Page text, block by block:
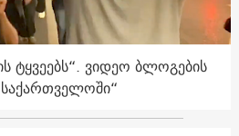
ტყვეებს“. ვიდეო ბლოგების